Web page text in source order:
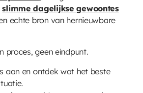
slimme dagelijkse gewoontes
echte bron van hernieuwbare
proces, geen eindpunt.
aan en ontdek wat het beste